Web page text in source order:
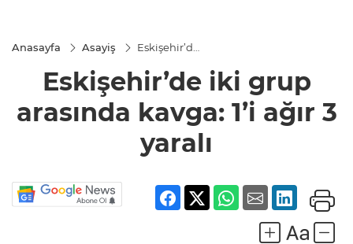
Anasayfa Asayiş
Eskişehir’de
arasında
kavga: 1’i
Eskişehir’de iki grup
arasında kavga: 1’i ağır 3
yaralı